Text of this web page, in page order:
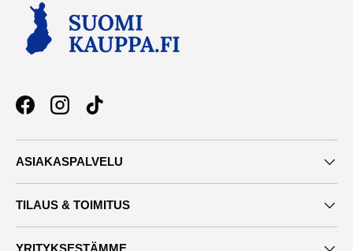
FacebookInstagramTikTok
ASIAKASPALVELU
TILAUS & TOIMITUS